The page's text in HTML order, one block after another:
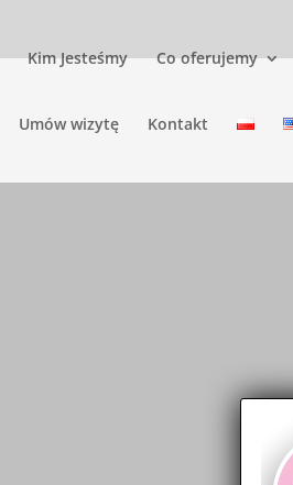
Kim Jesteśmy Co oferujemy
Umów wizytę Kontakt